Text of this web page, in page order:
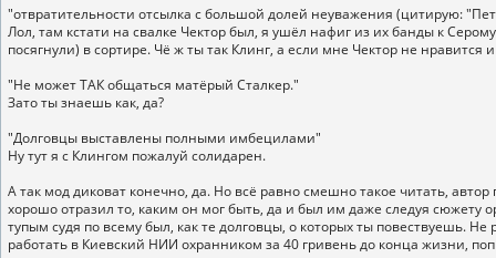
"отвратительности отсылка с большой долей неуважения (цитирую:
Лол, там кстати на свалке Чектор был, я ушёл нафиг из их банды к
посягнули) в сортире. Чё ж ты так Клинг, а если мне Чектор не нравится
"Не может ТАК общаться матёрый Сталкер."
Зато ты знаешь как, да?
"Долговцы выставлены полными имбецилами"
Ну тут я с Клингом пожалуй солидарен.
А так мод диковат конечно, да. Но всё равно смешно такое читать,
хорошо отразил то, каким он мог быть, да и был им даже следуя сюжету
тупым судя по всему был, как те долговцы, о которых ты повествуешь.
работать в Киевский НИИ охранником за 40 гривень до конца жизни,